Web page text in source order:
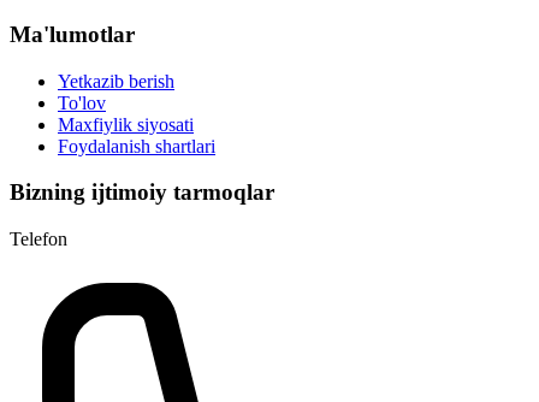
Ma'lumotlar
Yetkazib berish
To'lov
Maxfiylik siyosati
Foydalanish shartlari
Bizning ijtimoiy tarmoqlar
Telefon